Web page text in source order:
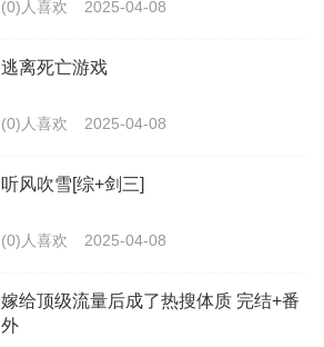
(0)人喜欢 2025-04-08
逃离死亡游戏
(0)人喜欢 2025-04-08
听风吹雪[综+剑三]
(0)人喜欢 2025-04-08
嫁给顶级流量后成了热搜体质 完结+番
外